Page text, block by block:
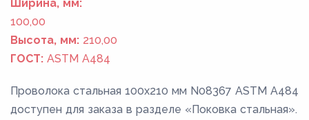
Ширина, мм:
100,00
Высота, мм: 210,00
ГОСТ: ASTM A484
Проволока стальная 100х210 мм N08367 ASTM A484
доступен для заказа в разделе «Поковка стальная».